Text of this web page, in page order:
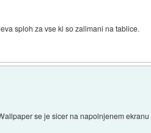
sploh za vse ki so zalimani na tablice.
se je sicer na napolnjenem